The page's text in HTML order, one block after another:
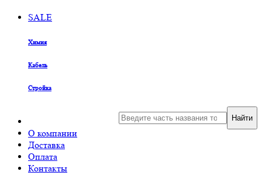
SALE
Химия
Кабель
Стройка
О компании
Доставка
Оплата
Контакты
Найти